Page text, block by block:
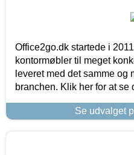
Office2go.dk startede i
kontormøbler til meget
leveret med det samme og
branchen. Klik her for at se
Se udvalget